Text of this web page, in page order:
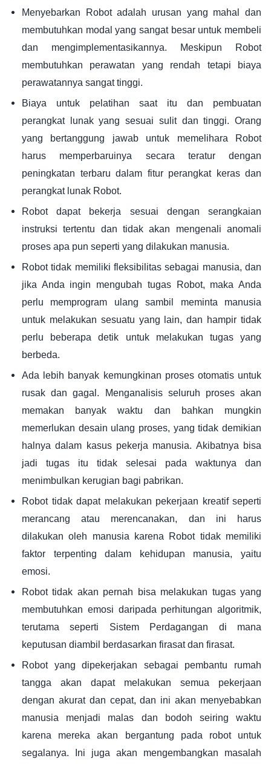
Menyebarkan Robot adalah urusan yang mahal dan
membutuhkan modal yang sangat besar untuk membeli
dan mengimplementasikannya. Meskipun Robot
membutuhkan perawatan yang rendah tetapi biaya
perawatannya sangat tinggi.
Biaya untuk pelatihan saat itu dan pembuatan
perangkat lunak yang sesuai sulit dan tinggi. Orang
yang bertanggung jawab untuk memelihara Robot
harus memperbaruinya secara teratur dengan
peningkatan terbaru dalam fitur perangkat keras dan
perangkat lunak Robot.
Robot dapat bekerja sesuai dengan serangkaian
instruksi tertentu dan tidak akan mengenali anomali
proses apa pun seperti yang dilakukan manusia.
Robot tidak memiliki fleksibilitas sebagai manusia, dan
jika Anda ingin mengubah tugas Robot, maka Anda
perlu memprogram ulang sambil meminta manusia
untuk melakukan sesuatu yang lain, dan hampir tidak
perlu beberapa detik untuk melakukan tugas yang
berbeda.
Ada lebih banyak kemungkinan proses otomatis untuk
rusak dan gagal. Menganalisis seluruh proses akan
memakan banyak waktu dan bahkan mungkin
memerlukan desain ulang proses, yang tidak demikian
halnya dalam kasus pekerja manusia. Akibatnya bisa
jadi tugas itu tidak selesai pada waktunya dan
menimbulkan kerugian bagi pabrikan.
Robot tidak dapat melakukan pekerjaan kreatif seperti
merancang atau merencanakan, dan ini harus
dilakukan oleh manusia karena Robot tidak memiliki
faktor terpenting dalam kehidupan manusia, yaitu
emosi.
Robot tidak akan pernah bisa melakukan tugas yang
membutuhkan emosi daripada perhitungan algoritmik,
terutama seperti Sistem Perdagangan di mana
keputusan diambil berdasarkan firasat dan firasat.
Robot yang dipekerjakan sebagai pembantu rumah
tangga akan dapat melakukan semua pekerjaan
dengan akurat dan cepat, dan ini akan menyebabkan
manusia menjadi malas dan bodoh seiring waktu
karena mereka akan bergantung pada robot untuk
segalanya. Ini juga akan mengembangkan masalah